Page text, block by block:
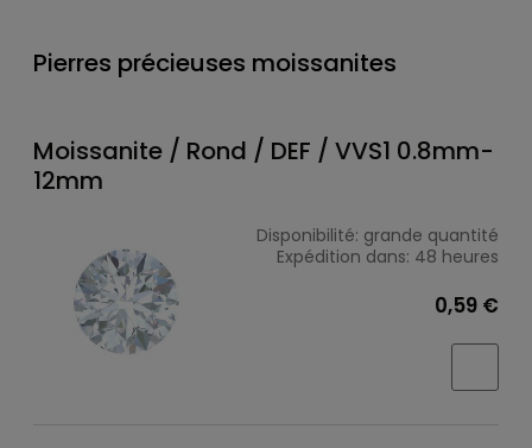
Pierres précieuses moissanites
Moissanite / Rond / DEF / VVS1 0.8mm-
12mm
Disponibilité: grande quantité
Expédition dans: 48 heures
0,59 €